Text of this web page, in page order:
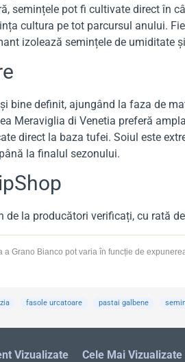
semințele pot fi cultivate direct în
cultura pe tot parcursul anului.
izolează semințele de umiditate
bine definit, ajungând la faza de
Meraviglia di Venetia preferă
direct la baza tufei. Soiul este
la finalul sezonului.
de la producători verificați, cu rată
Grano Bianco pot varia în funcție de
fasole urcatoare pastai galbene
Vizualizate Cele Mai Vizualizate